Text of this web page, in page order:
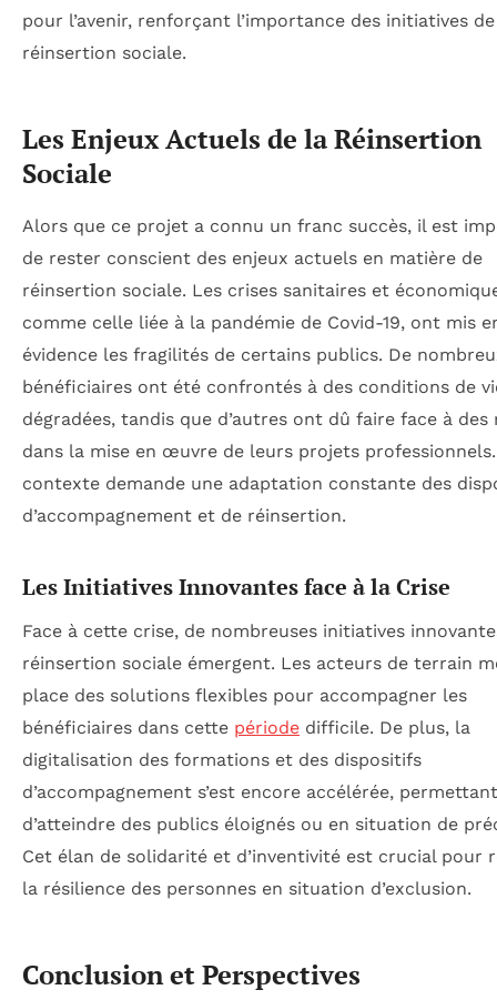
pour l’avenir, renforçant l’importance des initiatives de
réinsertion sociale.
Les Enjeux Actuels de la Réinsertion
Sociale
Alors que ce projet a connu un franc succès, il est
de rester conscient des enjeux actuels en matière de
réinsertion sociale. Les crises sanitaires et
comme celle liée à la pandémie de Covid-19, ont mis
évidence les fragilités de certains publics. De
bénéficiaires ont été confrontés à des conditions de
dégradées, tandis que d’autres ont dû faire face à des
dans la mise en œuvre de leurs projets professionnels.
contexte demande une adaptation constante des
d’accompagnement et de réinsertion.
Les Initiatives Innovantes face à la Crise
Face à cette crise, de nombreuses initiatives
réinsertion sociale émergent. Les acteurs de terrain
place des solutions flexibles pour accompagner les
bénéficiaires dans cette période difficile. De plus, la
digitalisation des formations et des dispositifs
d’accompagnement s’est encore accélérée, permettant
d’atteindre des publics éloignés ou en situation de
Cet élan de solidarité et d’inventivité est crucial pour
la résilience des personnes en situation d’exclusion.
Conclusion et Perspectives